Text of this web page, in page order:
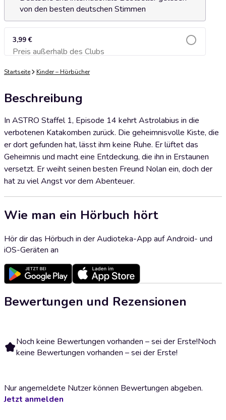
von den besten deutschen Stimmen
3,99 €
Preis außerhalb des ClubsZum Warenkorb hinzufügen
Startseite Kinder – Hörbücher
Beschreibung
In ASTRO Staffel 1, Episode 14 kehrt Astrolabius in die
verbotenen Katakomben zurück. Die geheimnisvolle Kiste, die
er dort gefunden hat, lässt ihm keine Ruhe. Er lüftet das
Geheimnis und macht eine Entdeckung, die ihn in Erstaunen
versetzt. Er weiht seinen besten Freund Nolan ein, doch der
hat zu viel Angst vor dem Abenteuer.
Wie man ein Hörbuch hört
Hör dir das Hörbuch in der Audioteka-App auf Android- und
iOS-Geräten an
Bewertungen und Rezensionen
Noch keine Bewertungen vorhanden – sei der Erste!Noch
keine Bewertungen vorhanden – sei der Erste!
Nur angemeldete Nutzer können Bewertungen abgeben.
Jetzt anmelden